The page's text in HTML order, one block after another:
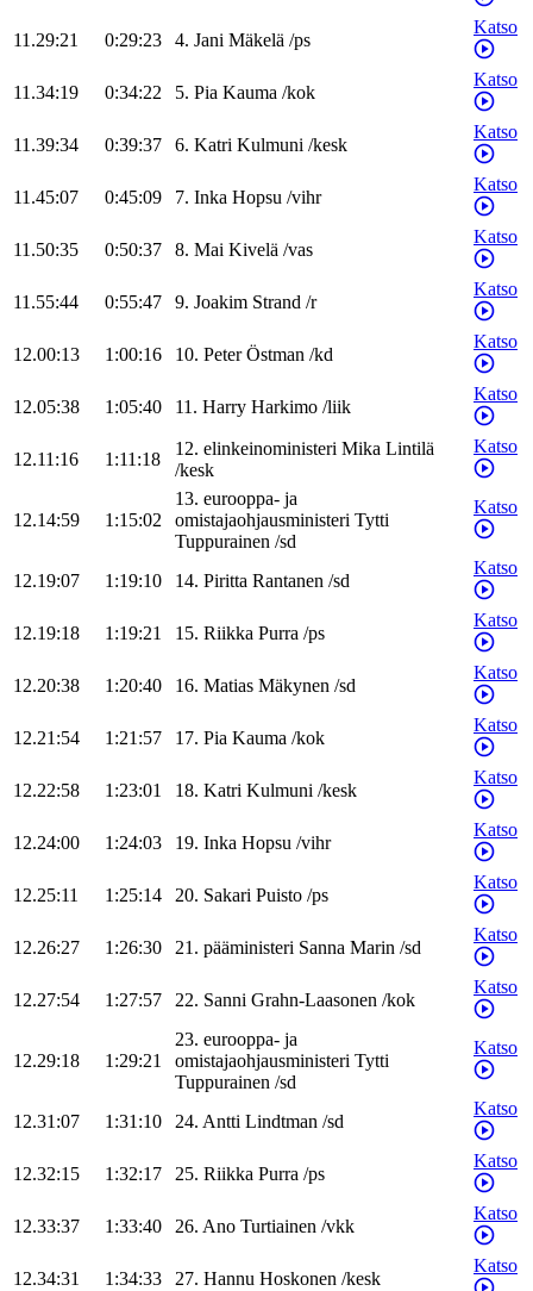
11.29:21 0:29:23 4. Jani Mäkelä /ps
Katso
11.34:19 0:34:22 5. Pia Kauma /kok
Katso
11.39:34 0:39:37 6. Katri Kulmuni /kesk
Katso
11.45:07 0:45:09 7. Inka Hopsu /vihr
Katso
11.50:35 0:50:37 8. Mai Kivelä /vas
Katso
11.55:44 0:55:47 9. Joakim Strand /r
Katso
12.00:13 1:00:16 10. Peter Östman /kd
Katso
12.05:38 1:05:40 11. Harry Harkimo /liik
Katso
12.11:16 1:11:18
12. elinkeinoministeri Mika Lintilä
/kesk
Katso
12.14:59 1:15:02
13. eurooppa- ja
omistajaohjausministeri Tytti
Tuppurainen /sd
Katso
12.19:07 1:19:10 14. Piritta Rantanen /sd
Katso
12.19:18 1:19:21 15. Riikka Purra /ps
Katso
12.20:38 1:20:40 16. Matias Mäkynen /sd
Katso
12.21:54 1:21:57 17. Pia Kauma /kok
Katso
12.22:58 1:23:01 18. Katri Kulmuni /kesk
Katso
12.24:00 1:24:03 19. Inka Hopsu /vihr
Katso
12.25:11 1:25:14 20. Sakari Puisto /ps
Katso
12.26:27 1:26:30 21. pääministeri Sanna Marin /sd
Katso
12.27:54 1:27:57 22. Sanni Grahn-Laasonen /kok
Katso
12.29:18 1:29:21
23. eurooppa- ja
omistajaohjausministeri Tytti
Tuppurainen /sd
Katso
12.31:07 1:31:10 24. Antti Lindtman /sd
Katso
12.32:15 1:32:17 25. Riikka Purra /ps
Katso
12.33:37 1:33:40 26. Ano Turtiainen /vkk
Katso
12.34:31 1:34:33 27. Hannu Hoskonen /kesk
Katso